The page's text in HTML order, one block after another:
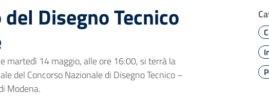
Disegno Tecnico
martedì 14 maggio, alle ore 16:00, si terrà la
del Concorso Nazionale di Disegno Tecnico –
Modena.